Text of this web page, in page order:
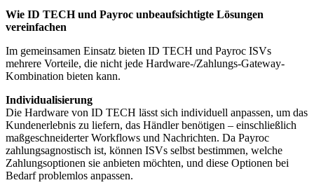
Wie ID TECH und Payroc unbeaufsichtigte Lösungen
vereinfachen
Im gemeinsamen Einsatz bieten ID TECH und Payroc ISVs
mehrere Vorteile, die nicht jede Hardware-/Zahlungs-Gateway-
Kombination bieten kann.
Individualisierung
Die Hardware von ID TECH lässt sich individuell anpassen, um das
Kundenerlebnis zu liefern, das Händler benötigen – einschließlich
maßgeschneiderter Workflows und Nachrichten. Da Payroc
zahlungsagnostisch ist, können ISVs selbst bestimmen, welche
Zahlungsoptionen sie anbieten möchten, und diese Optionen bei
Bedarf problemlos anpassen.